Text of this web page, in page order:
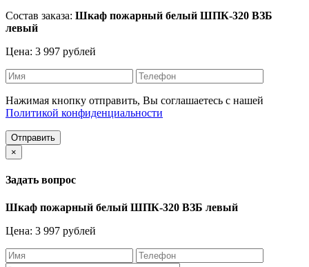
Состав заказа: Шкаф пожарный белый ШПК-320 ВЗБ
левый
Цена: 3 997 рублей
Нажимая кнопку отправить, Вы соглашаетесь с нашей
Политикой конфиденциальности
Отправить
×
Задать вопрос
Шкаф пожарный белый ШПК-320 ВЗБ левый
Цена: 3 997 рублей